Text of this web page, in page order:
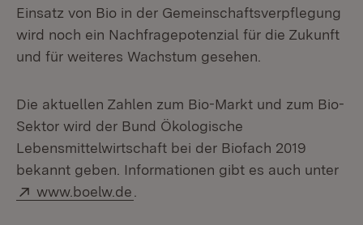
Einsatz von Bio in der Gemeinschaftsverpflegung
wird noch ein Nachfragepotenzial für die Zukunft
und für weiteres Wachstum gesehen.
Die aktuellen Zahlen zum Bio-Markt und zum Bio-
Sektor wird der Bund Ökologische
Lebensmittelwirtschaft bei der Biofach 2019
bekannt geben. Informationen gibt es auch unter
Extern:
www.boelw.de